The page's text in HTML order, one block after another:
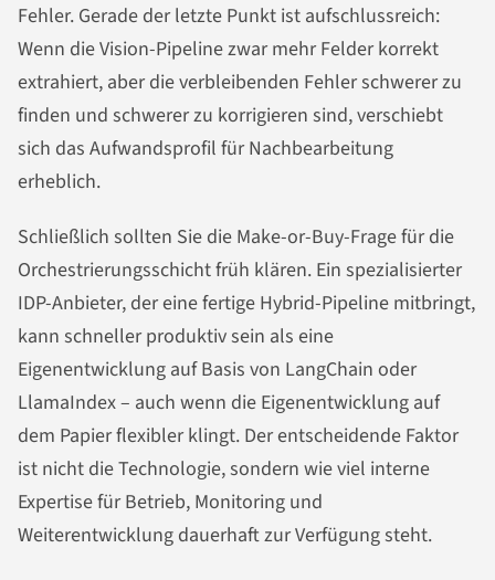
Fehler. Gerade der letzte Punkt ist aufschlussreich:
Wenn die Vision-Pipeline zwar mehr Felder korrekt
extrahiert, aber die verbleibenden Fehler schwerer zu
finden und schwerer zu korrigieren sind, verschiebt
sich das Aufwandsprofil für Nachbearbeitung
erheblich.
Schließlich sollten Sie die Make-or-Buy-Frage für die
Orchestrierungsschicht früh klären. Ein spezialisierter
IDP-Anbieter, der eine fertige Hybrid-Pipeline mitbringt,
kann schneller produktiv sein als eine
Eigenentwicklung auf Basis von LangChain oder
LlamaIndex – auch wenn die Eigenentwicklung auf
dem Papier flexibler klingt. Der entscheidende Faktor
ist nicht die Technologie, sondern wie viel interne
Expertise für Betrieb, Monitoring und
Weiterentwicklung dauerhaft zur Verfügung steht.